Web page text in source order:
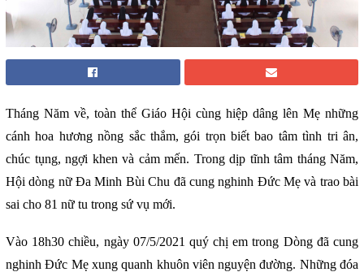
Tháng Năm về, toàn thể Giáo Hội cùng hiệp dâng lên Mẹ những
cánh hoa hương nồng sắc thắm, gói trọn biết bao tâm tình tri ân,
chúc tụng, ngợi khen và cảm mến. Trong dịp tĩnh tâm tháng Năm,
Hội dòng nữ Đa Minh Bùi Chu đã cung nghinh Đức Mẹ và trao bài
sai cho 81 nữ tu trong sứ vụ mới.
Vào 18h30 chiều, ngày 07/5/2021 quý chị em trong Dòng đã cung
nghinh Đức Mẹ xung quanh khuôn viên nguyện đường. Những đóa